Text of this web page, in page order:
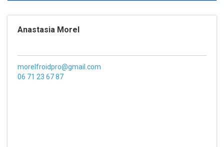
Anastasia Morel
morelfroidpro@gmail.com
06 71 23 67 87